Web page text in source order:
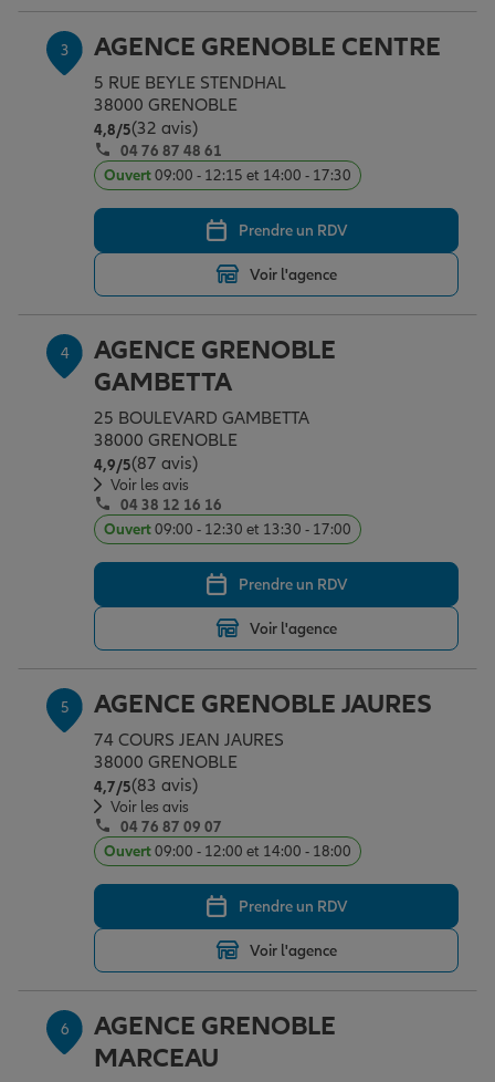
Garantie des accidents de la vie
Assurance scolaire
Retraite
Tous nos devis d'assurance
3 AGENCE GRENOBLE CENTRE
5 RUE BEYLE STENDHAL
38000 GRENOBLE
4,8/5Note de 4.8 sur 5
(32 avis)
04 76 87 48 61
Ouvert09:00 - 12:15 et 14:00 - 17:30
Prendre un RDV
Voir l'agence
4
AGENCE GRENOBLE
GAMBETTA
25 BOULEVARD GAMBETTA
38000 GRENOBLE
4,9/5Note de 4.9 sur 5
(87 avis)
Voir les avis
04 38 12 16 16
Ouvert09:00 - 12:30 et 13:30 - 17:00
Prendre un RDV
Voir l'agence
5 AGENCE GRENOBLE JAURES
74 COURS JEAN JAURES
38000 GRENOBLE
4,7/5Note de 4.7 sur 5
(83 avis)
Voir les avis
04 76 87 09 07
Ouvert09:00 - 12:00 et 14:00 - 18:00
Prendre un RDV
Voir l'agence
6
AGENCE GRENOBLE
MARCEAU